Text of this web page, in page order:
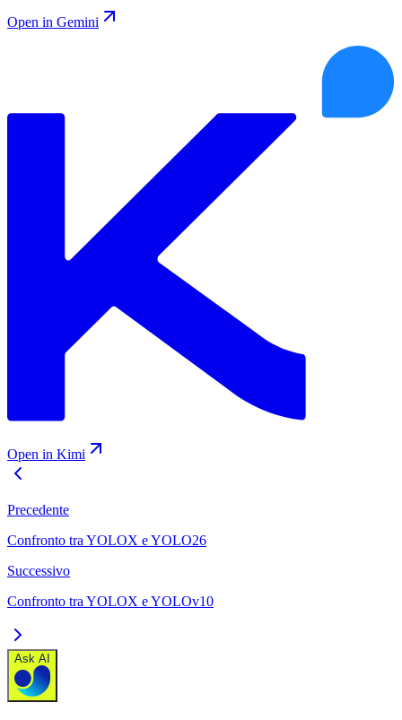
Open in Gemini
Open in Kimi
Precedente
Confronto tra YOLOX e YOLO26
Successivo
Confronto tra YOLOX e YOLOv10
Ask AI